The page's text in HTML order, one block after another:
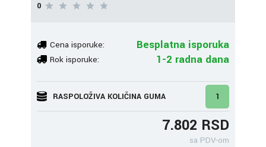
0
Cena isporuke: Besplatna isporuka
Rok isporuke: 1-2 radna dana
RASPOLOŽIVA KOLIČINA GUMA 1
7.802 RSD
sa PDV-om